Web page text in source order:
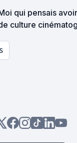
qui pensais
culture